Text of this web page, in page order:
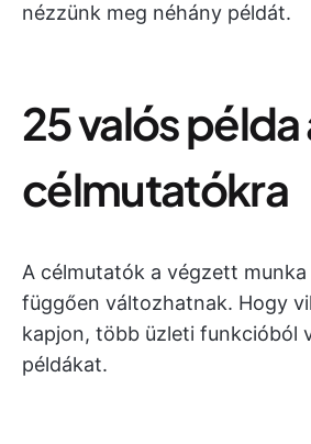
nézzünk meg néhány példát.
25 valós példa
célmutatókra
A célmutatók a végzett
függően változhatnak. Hogy
kapjon, több üzleti funkcióból
példákat.